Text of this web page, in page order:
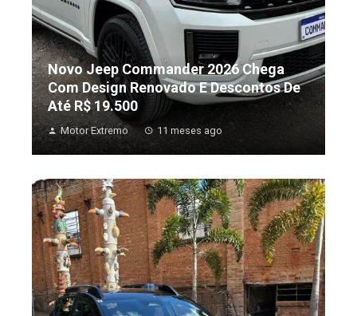
Novo Jeep Commander 2026 Chega
Com Design Renovado E Descontos De
Até R$ 19.500
Motor Extremo 11 meses ago